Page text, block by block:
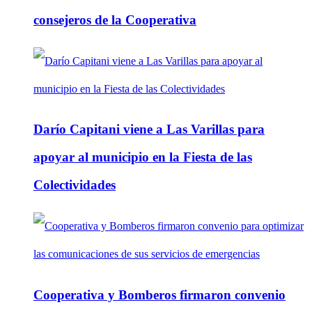
consejeros de la Cooperativa
Darío Capitani viene a Las Varillas para
apoyar al municipio en la Fiesta de las
Colectividades
Cooperativa y Bomberos firmaron convenio